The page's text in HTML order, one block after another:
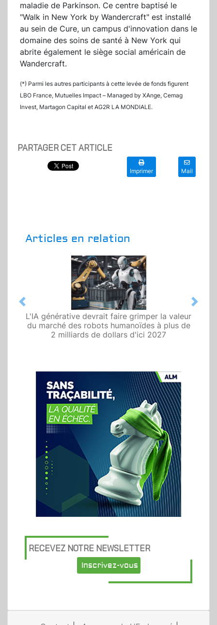
maladie de Parkinson. Ce centre baptisé le
"Walk in New York by Wandercraft" est installé
au sein de Cure, un campus d'innovation dans le
domaine des soins de santé à New York qui
abrite également le siège social américain de
Wandercraft.
(*) Parmi les autres participants à cette levée de fonds figurent
LBO France, Mutuelles Impact – Managed by XAnge, Cemag
Invest, Martagon Capital et AG2R LA MONDIALE.
PARTAGER CET ARTICLE
Imprimer Mail
Articles en relation
L'IA générative devrait faire grimper la valeur
du marché des robots humanoïdes à plus de
2 milliards de dollars d'ici 2027
Previous Next
RECEVEZ NOTRE NEWSLETTER
Inscrivez-vous